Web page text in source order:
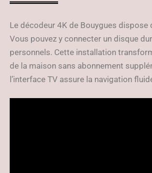
Le décodeur 4K de Bouygues dispose
Vous pouvez y connecter un disque
personnels. Cette installation
de la maison sans abonnement
l’interface TV assure la navigation